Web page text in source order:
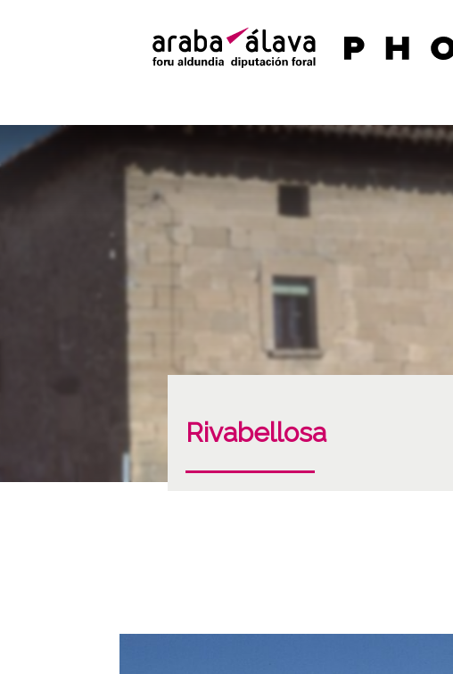
Rivabellosa